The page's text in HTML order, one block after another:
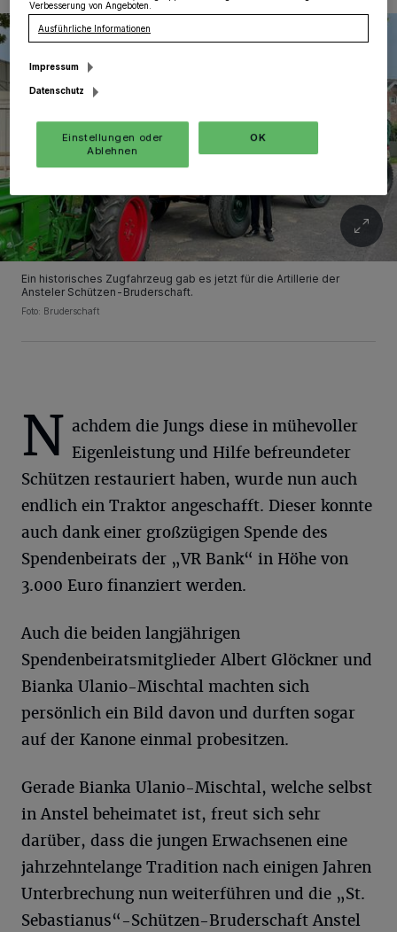
Ein historisches Zugfahrzeug gab es jetzt für die Artillerie der
Ansteler Schützen-Bruderschaft.
Foto: Bruderschaft
N achdem die Jungs diese in mühevoller
Eigenleistung und Hilfe befreundeter
Schützen restauriert haben, wurde nun auch
endlich ein Traktor angeschafft. Dieser konnte
auch dank einer großzügigen Spende des
Spendenbeirats der „VR Bank“ in Höhe von
3.000 Euro finanziert werden.
Auch die beiden langjährigen
Spendenbeiratsmitglieder Albert Glöckner und
Bianka Ulanio-Mischtal machten sich
persönlich ein Bild davon und durften sogar
auf der Kanone einmal probesitzen.
Gerade Bianka Ulanio-Mischtal, welche selbst
in Anstel beheimatet ist, freut sich sehr
darüber, dass die jungen Erwachsenen eine
jahrzehntelange Tradition nach einigen Jahren
Unterbrechung nun weiterführen und die „St.
Sebastianus“-Schützen-Bruderschaft Anstel
Verbesserung von Angeboten.
Ausführliche Informationen
Impressum
Datenschutz
Einstellungen oder
Ablehnen
OK